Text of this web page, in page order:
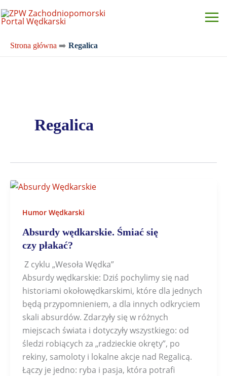
do
Strona główna ➡️ Regalica
Regalica
Humor Wędkarski
Absurdy wędkarskie. Śmiać się
czy płakać?
Z cyklu „Wesoła Wędka”
Absurdy wędkarskie: Dziś pochylimy się nad
historiami okołowędkarskimi, które dla jednych
będą przypomnieniem, a dla innych odkryciem
skali absurdów. Zdarzyły się w różnych
miejscach świata i dotyczyły wszystkiego: od
śledzi robiących za „radzieckie okręty”, po
rekiny, samoloty i lokalne akcje nad Regalicą.
Łączy je jedno: ryba i pasja, która potrafi